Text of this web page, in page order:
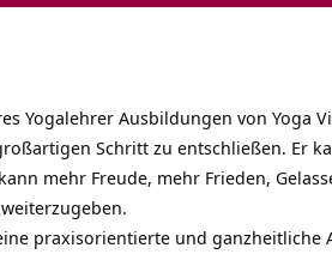
Yogalehrer Ausbildungen von Yoga
Schritt zu entschließen. Er
mehr Freude, mehr Frieden,
praxisorientierte und